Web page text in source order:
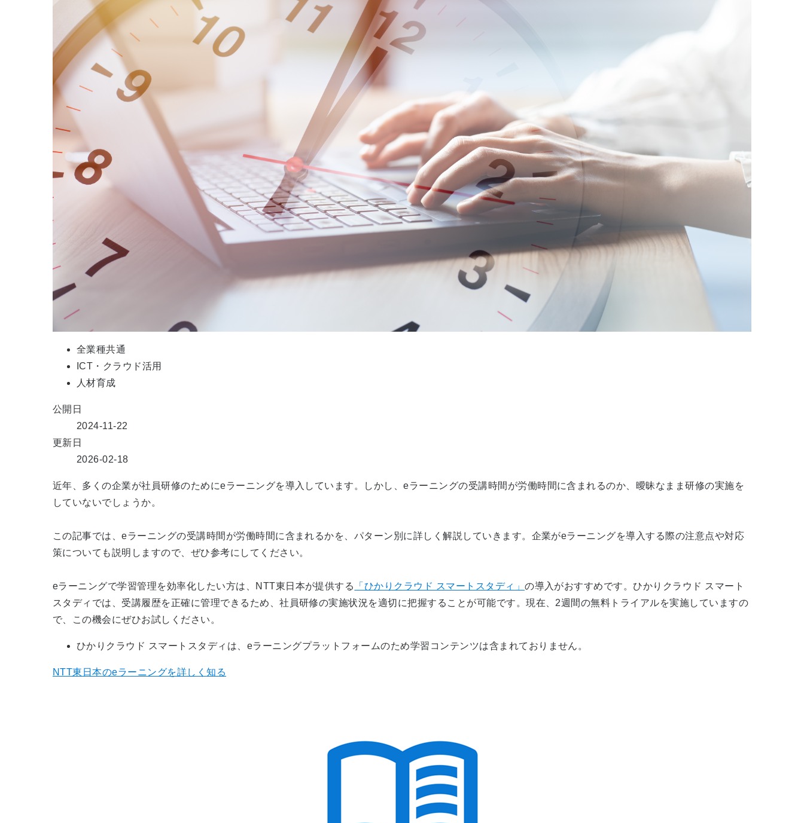
全業種共通
ICT・クラウド活用
人材育成
公開日
2024-11-22
更新日
2026-02-18
近年、多くの企業が社員研修のためにeラーニングを導入しています。しかし、eラーニングの受講時間が労働時間に含まれるのか、曖昧なまま研修の実施を
していないでしょうか。
この記事では、eラーニングの受講時間が労働時間に含まれるかを、パターン別に詳しく解説していきます。企業がeラーニングを導入する際の注意点や対応
策についても説明しますので、ぜひ参考にしてください。
eラーニングで学習管理を効率化したい方は、 NTT東日本が提供する 「ひかりクラウド スマートスタディ」の導入がおすすめです。ひかりクラウド スマート
スタディでは、受講履歴を正確に管理できるため、社員研修の実施状況を適切に把握することが可能です。現在、 2週間の無料トライアルを実施していますの
で、この機会にぜひお試しください。
ひかりクラウド スマートスタディは、eラーニングプラットフォームのため学習コンテンツは含まれておりません。
NTT東日本のeラーニングを詳しく知る